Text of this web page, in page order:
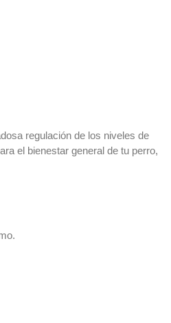
regulación de los niveles de
el bienestar general de tu perro,